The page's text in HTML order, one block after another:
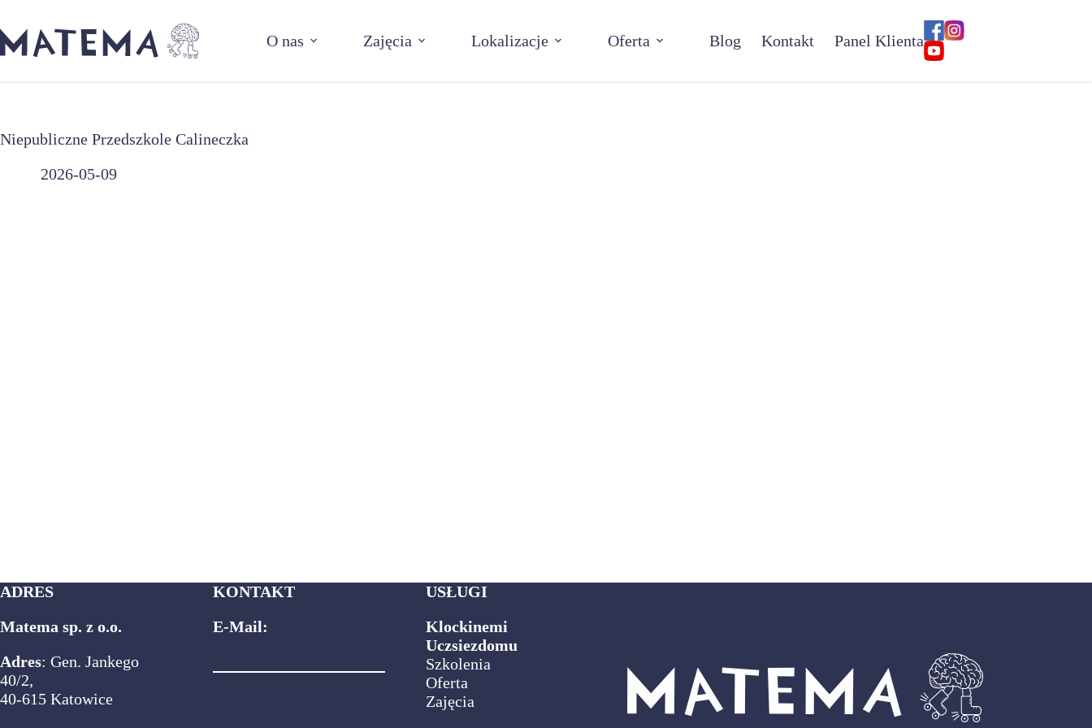
do
treści
O nas Zajęcia Lokalizacje Oferta Blog Kontakt Panel Klienta
Niepubliczne Przedszkole Calineczka
2026-05-09
ADRES
Matema sp. z o.o.
Adres: Gen. Jankego
40/2,
40-615 Katowice
KONTAKT
E-Mail:
USŁUGI
Klockinemi
Uczsiezdomu
Szkolenia
Oferta
Zajęcia